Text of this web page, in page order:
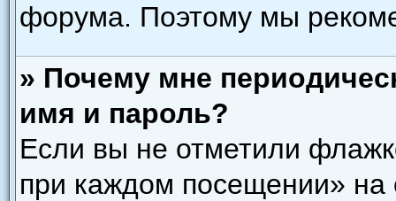
форума. Поэтому мы
» Почему мне
имя и пароль?
Если вы не отметили
при каждом посещении» на